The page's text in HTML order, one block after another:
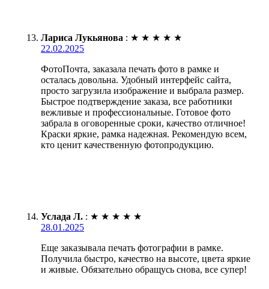
Лариса Лукьянова : ★ ★ ★ ★ ★
22.02.2025
ФотоПочта, заказала печать фото в рамке и
осталась довольна. Удобный интерфейс сайта,
просто загрузила изображение и выбрала размер.
Быстрое подтверждение заказа, все работники
вежливые и профессиональные. Готовое фото
забрала в оговоренные сроки, качество отличное!
Краски яркие, рамка надежная. Рекомендую всем,
кто ценит качественную фотопродукцию.
Услада Л. : ★ ★ ★ ★ ★
28.01.2025
Еще заказывала печать фотографии в рамке.
Получила быстро, качество на высоте, цвета яркие
и живые. Обязательно обращусь снова, все супер!